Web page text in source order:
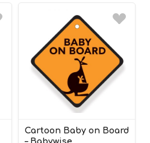
Cartoon Baby on Board